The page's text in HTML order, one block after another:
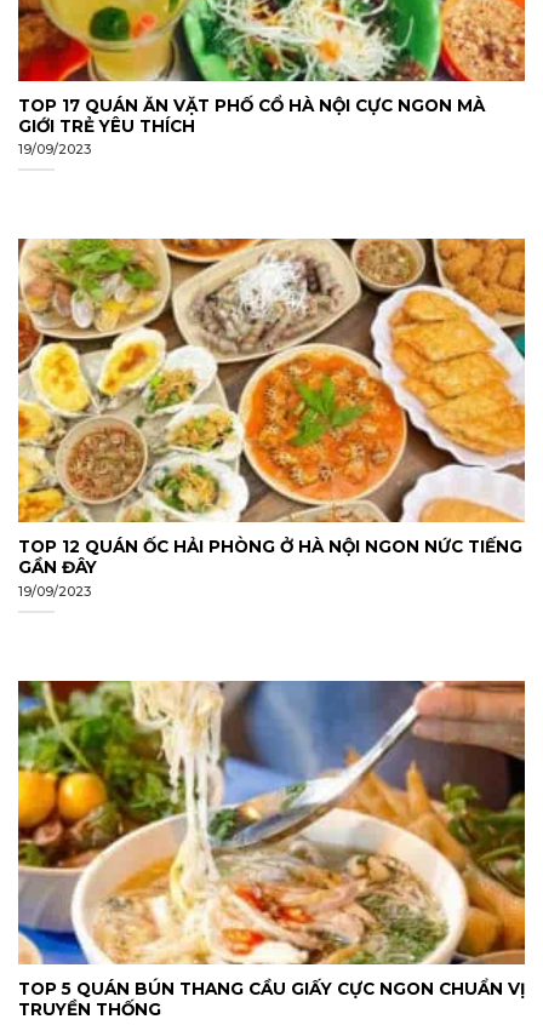
TOP 17 QUÁN ĂN VẶT PHỐ CỔ HÀ NỘI CỰC NGON MÀ
GIỚI TRẺ YÊU THÍCH
19/09/2023
TOP 12 QUÁN ỐC HẢI PHÒNG Ở HÀ NỘI NGON NỨC TIẾNG
GẦN ĐÂY
19/09/2023
TOP 5 QUÁN BÚN THANG CẦU GIẤY CỰC NGON CHUẨN VỊ
TRUYỀN THỐNG